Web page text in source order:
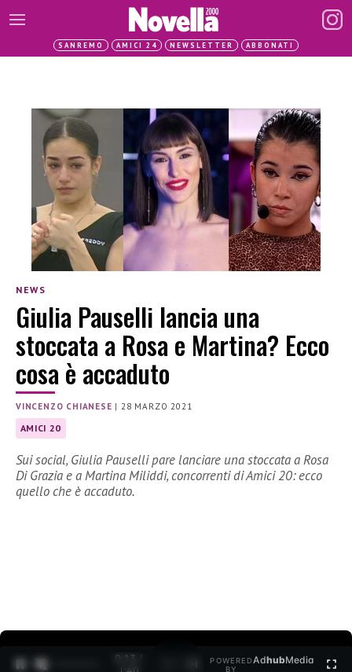
SANREMO AMICI 24 NEWSLETTER ABBONATI
NEWS
Giulia Pauselli lancia una
stoccata a Rosa e Martina? Ecco
cosa è accaduto
VINCENZO CHIANESE |28 MARZO 2021
AMICI 20
Sui social, Giulia Pauselli pare lanciare una stoccata a Rosa
Di Grazia e a Martina Miliddi, concorrenti di Amici 20: ecco
quello che è accaduto.
0:13 /
POWERED
BY
AdhubMedia